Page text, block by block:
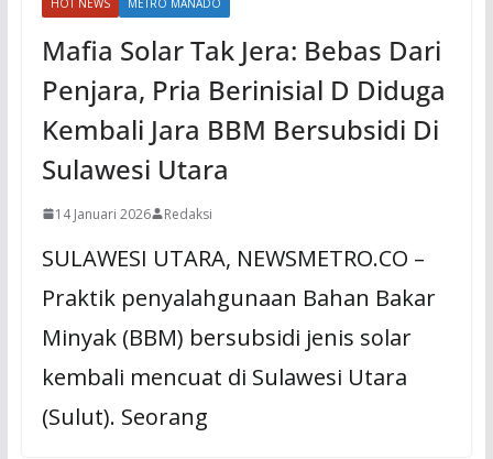
Mafia Solar Tak Jera: Bebas Dari
Penjara, Pria Berinisial D Diduga
Kembali Jara BBM Bersubsidi Di
Sulawesi Utara
14 Januari 2026 Redaksi
SULAWESI UTARA, NEWSMETRO.CO –
Praktik penyalahgunaan Bahan Bakar
Minyak (BBM) bersubsidi jenis solar
kembali mencuat di Sulawesi Utara
(Sulut). Seorang